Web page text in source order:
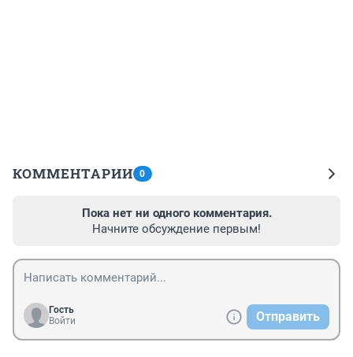
КОММЕНТАРИИ 0
Пока нет ни одного комментария.
Начните обсуждение первым!
Гость
Войти
Отправить